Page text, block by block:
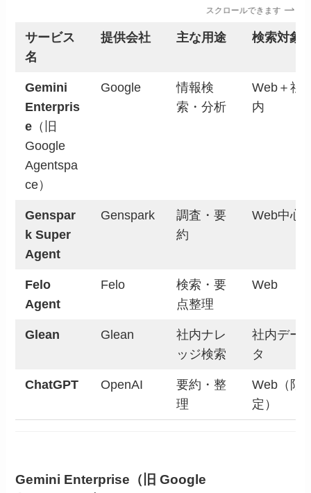
スクロールできます
サービス
名
提供会社 主な用途 検索対象
Gemini
Enterpris
e（旧
Google
Agentspa
ce）
Google
情報検
索・分析
Web＋社
内
Genspar
k Super
Agent
Genspark
調査・要
約
Web中心
Felo
Agent
Felo
検索・要
点整理
Web
Glean Glean
社内ナレ
ッジ検索
社内デー
タ
ChatGPT OpenAI
要約・整
理
Web（限
定）
Gemini Enterprise（旧 Google